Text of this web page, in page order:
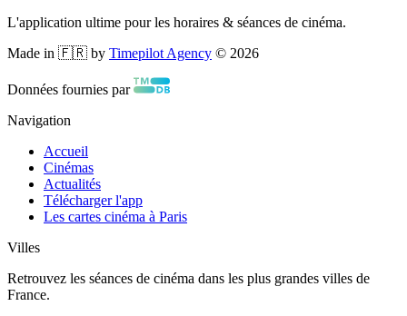
L'application ultime pour les horaires & séances de cinéma.
Made in 🇫🇷 by Timepilot Agency © 2026
Données fournies par
Navigation
Accueil
Cinémas
Actualités
Télécharger l'app
Les cartes cinéma à Paris
Villes
Retrouvez les séances de cinéma dans les plus grandes villes de
France.